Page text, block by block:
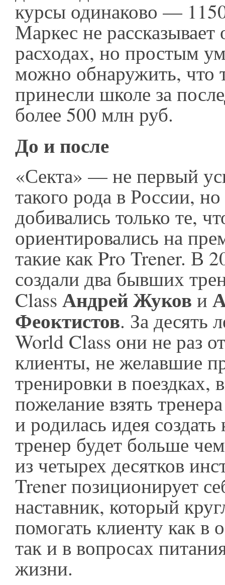
курсы одинаково —
Маркес не рассказывает
расходах, но простым
можно обнаружить, что
принесли школе за
более 500 млн руб.
До и после
«Секта» — не первый
такого рода в России,
добивались только те,
ориентировались на
такие как Pro Trener. В
создали два бывших
Class Андрей Жуков и
Феоктистов. За десять
World Class они не раз
клиенты, не желавшие
тренировки в поездках,
пожелание взять
и родилась идея
тренер будет больше
из четырех десятков
Trener позиционирует
наставник, который
помогать клиенту как в
так и в вопросах
жизни.